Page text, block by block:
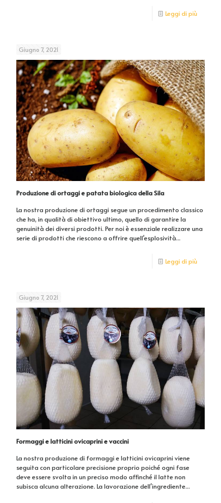
Leggi di più
Giugno 7, 2021
Produzione di ortaggi e patata biologica della Sila
La nostra produzione di ortaggi segue un procedimento classico
che ha, in qualità di obiettivo ultimo, quello di garantire la
genuinità dei diversi prodotti. Per noi è essenziale realizzare una
serie di prodotti che riescono a offrire quell'esplosività...
Leggi di più
Giugno 7, 2021
Formaggi e latticini ovicaprini e vaccini
La nostra produzione di formaggi e latticini ovicaprini viene
seguita con particolare precisione proprio poiché ogni fase
deve essere svolta in un preciso modo affinché il latte non
subisca alcuna alterazione. La lavorazione dell'ingrediente...